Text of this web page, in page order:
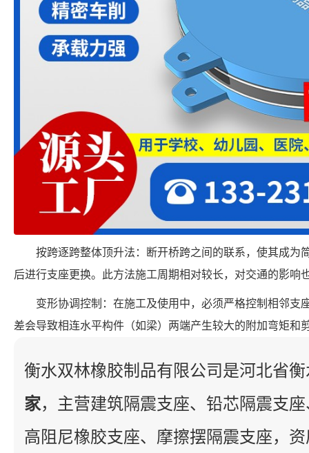
按跨逐跨整体顶升法：断开桥跨之间的联系，使其成为
后进行支座更换。此方法施工周期相对较长，对交通的影响
变形协调控制：在施工及使用中，必须严格控制相邻支
差会导致相连水平构件（如梁）两端产生较大的附加弯矩和
衡水双林橡胶制品有限公司是河北省
家，主营建筑隔震支座、铅芯隔震支
高阻尼橡胶支座、摩擦摆隔震支座，